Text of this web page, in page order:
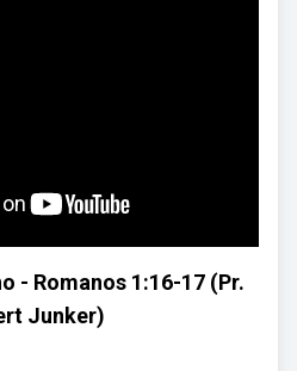
- Romanos 1:16-17 (Pr.
Junker)